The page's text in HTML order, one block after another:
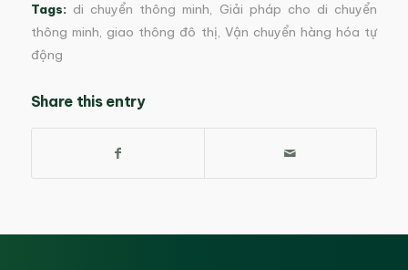
Tags: di chuyển thông minh, Giải pháp cho di chuyển
thông minh, giao thông đô thị, Vận chuyển hàng hóa tự
động
Share this entry